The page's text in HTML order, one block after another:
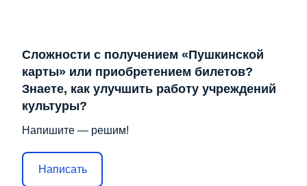
Сложности с получением «Пушкинской
карты» или приобретением билетов?
Знаете, как улучшить работу учреждений
культуры?
Напишите — решим!
Написать